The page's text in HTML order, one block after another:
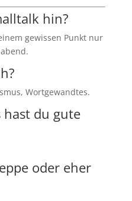
hin?
gewissen Punkt nur
Wortgewandtes.
hast du gute
oder eher